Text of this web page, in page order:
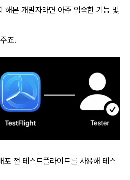
해본 개발자라면 아주 익숙한 기능 및
죠.
포 전 테스트플라이트를 사용해 테스